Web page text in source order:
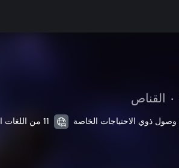
• القناص
11 من اللغات المدعمة